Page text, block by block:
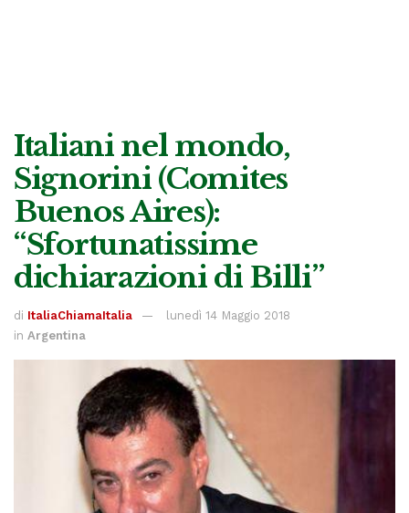
Italiani nel mondo,
Signorini (Comites
Buenos Aires):
“Sfortunatissime
dichiarazioni di Billi”
di ItaliaChiamaItalia
lunedì 14 Maggio 2018
in Argentina